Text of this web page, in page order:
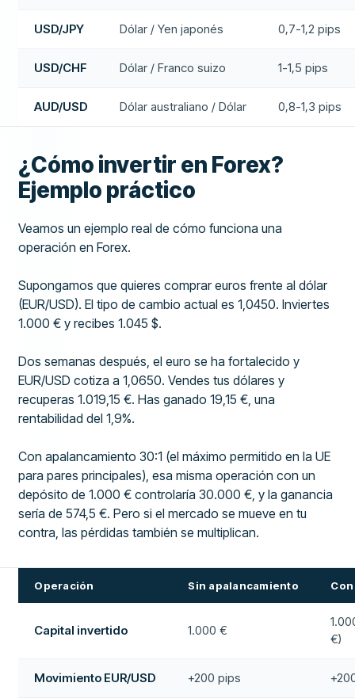
USD/JPY Dólar / Yen japonés 0,7-1,2 pips
USD/CHF Dólar / Franco suizo 1-1,5 pips
AUD/USD Dólar australiano / Dólar 0,8-1,3 pips
¿Cómo invertir en Forex?
Ejemplo práctico
Veamos un ejemplo real de cómo funciona una
operación en Forex.
Supongamos que quieres comprar euros frente al dólar
(EUR/USD). El tipo de cambio actual es 1,0450. Inviertes
1.000 € y recibes 1.045 $.
Dos semanas después, el euro se ha fortalecido y
EUR/USD cotiza a 1,0650. Vendes tus dólares y
recuperas 1.019,15 €. Has ganado 19,15 €, una
rentabilidad del 1,9%.
Con apalancamiento 30:1 (el máximo permitido en la UE
para pares principales), esa misma operación con un
depósito de 1.000 € controlaría 30.000 €, y la ganancia
sería de 574,5 €. Pero si el mercado se mueve en tu
contra, las pérdidas también se multiplican.
Operación Sin apalancamiento
Capital invertido 1.000 €
€)
Movimiento EUR/USD +200 pips